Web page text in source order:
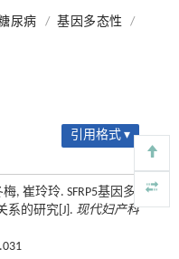
尿病 / 基因多态性
/
引用格式 ▾
, 崔玲玲. SFRP5基因多
系的研究[J]. 现代妇产科